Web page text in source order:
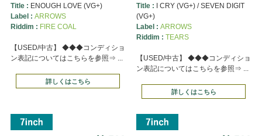
Title : ENOUGH LOVE (VG+)
Label : ARROWS
Riddim : FIRE COAL
【USED/中古】 ◆◆◆コンディショ
ン表記についてはこちらを参照⇒ ...
詳しくはこちら
Title : I CRY (VG+) / SEVEN DIGIT
(VG+)
Label : ARROWS
Riddim : TEARS
【USED/中古】 ◆◆◆コンディショ
ン表記についてはこちらを参照⇒ ...
詳しくはこちら